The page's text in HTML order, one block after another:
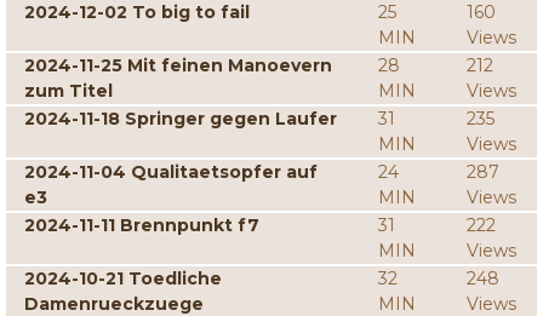
2024-12-02 To big to fail
25
MIN
160
Views
2024-11-25 Mit feinen Manoevern
zum Titel
28
MIN
212
Views
2024-11-18 Springer gegen Laufer
31
MIN
235
Views
2024-11-04 Qualitaetsopfer auf
e3
24
MIN
287
Views
2024-11-11 Brennpunkt f7
31
MIN
222
Views
2024-10-21 Toedliche
Damenrueckzuege
32
MIN
248
Views